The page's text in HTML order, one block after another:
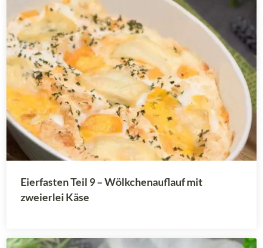
Eierfasten Teil 9 – Wölkchenauflauf mit
zweierlei Käse